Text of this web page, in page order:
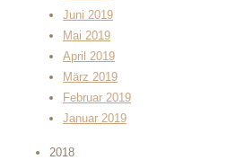
Juni 2019
Mai 2019
April 2019
März 2019
Februar 2019
Januar 2019
2018